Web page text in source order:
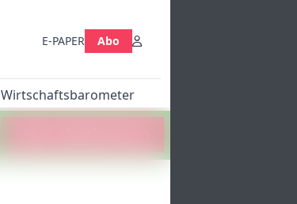
E-PAPER Abo
Wirtschaftsbarometer